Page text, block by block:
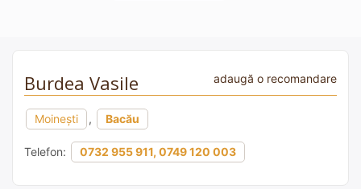
Burdea Vasile adaugă o recomandare
Moinești , Bacău
Telefon: 0732 955 911, 0749 120 003